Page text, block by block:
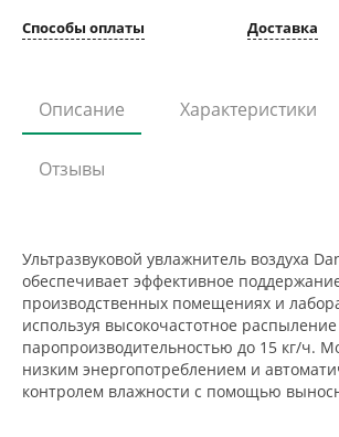
Способы оплаты Доставка
Описание Характеристики
Отзывы
Ультразвуковой увлажнитель воздуха
обеспечивает эффективное
производственных помещениях и
используя высокочастотное
паропроизводительностью до 15 кг/ч.
низким энергопотреблением и
контролем влажности с помощью